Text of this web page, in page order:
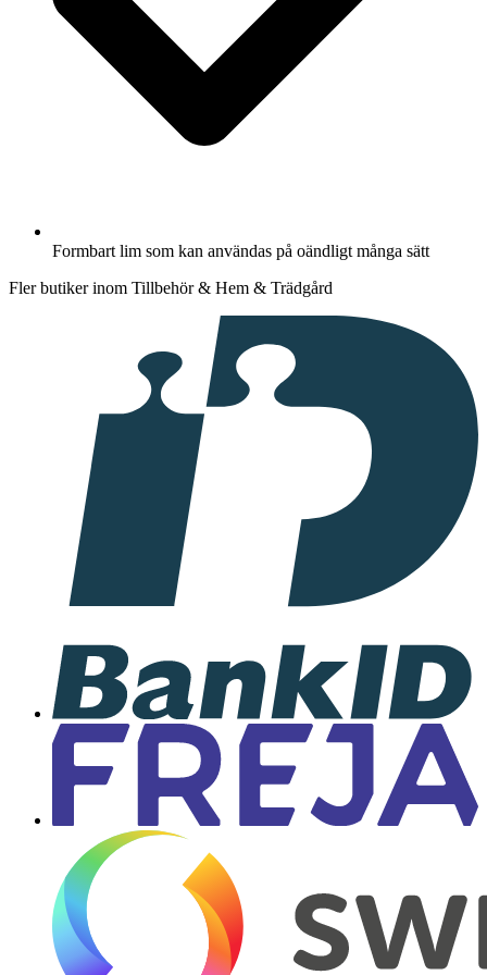
Formbart lim som kan användas på oändligt många sätt
Fler butiker inom Tillbehör & Hem & Trädgård